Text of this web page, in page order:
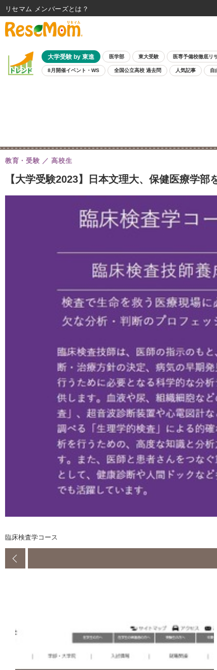
大学受験 by 東進 医学部 東大受験 医専予備校徹底リ
8月開催イベント・WS 全国公立高校 過去問 人気記事 自
【大学受験2023】日本文理大、保健医療学部
教育・受験 高校生
臨床検査学コース
リセマム メンバーズ